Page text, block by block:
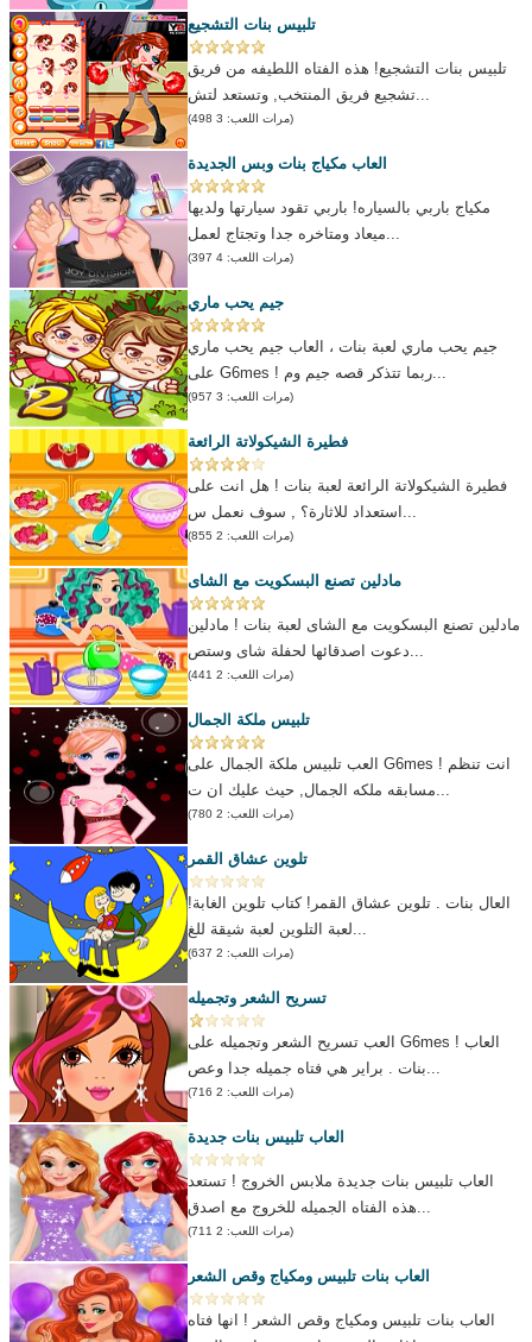
تلبيس بنات التشجيع
تلبيس بنات التشجيع! هذه الفتاه اللطيفه من فريق
(مرات اللعب: 3 498)
العاب مكياج بنات وبس الجديدة
مكياج باربي بالسياره! باربي تقود سيارتها ولديها
(مرات اللعب: 4 397)
جيم يحب ماري
جيم يحب ماري لعبة بنات ، العاب جيم يحب ماري
(مرات اللعب: 3 957)
فطيرة الشيكولاتة الرائعة
فطيرة الشيكولاتة الرائعة لعبة بنات ! هل انت على
(مرات اللعب: 2 855)
مادلين تصنع البسكويت مع الشاى
مادلين تصنع البسكويت مع الشاى لعبة بنات ! مادلين
(مرات اللعب: 2 441)
تلبيس ملكة الجمال
العب تلبيس ملكة الجمال على G6mes ! انت تنظم
(مرات اللعب: 2 780)
تلوين عشاق القمر
العال بنات . تلوين عشاق القمر! كتاب تلوين الغابة!
(مرات اللعب: 2 637)
تسريح الشعر وتجميله
العب تسريح الشعر وتجميله على G6mes ! العاب
(مرات اللعب: 2 716)
العاب تلبيس بنات جديدة
العاب تلبيس بنات جديدة ملابس الخروج ! تستعد
(مرات اللعب: 2 711)
العاب بنات تلبيس ومكياج وقص الشعر
العاب بنات تلبيس ومكياج وقص الشعر ! انها فتاه